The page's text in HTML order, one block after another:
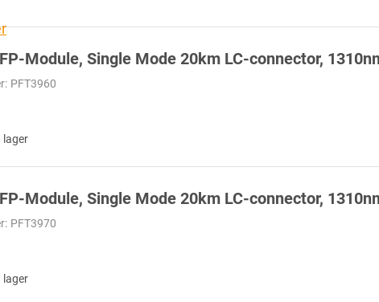
Module, Single Mode 20km LC-connector,
PFT3960
lager
Module, Single Mode 20km LC-connector,
PFT3970
lager